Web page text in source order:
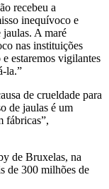
recebeu a
inequívoco e
A maré
nas instituições
estaremos vigilantes
la.”
de crueldade para
de jaulas é um
fábricas”,
de Bruxelas, na
de 300 milhões de